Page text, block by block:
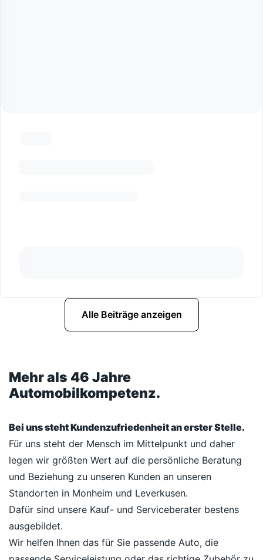
Alle Beiträge anzeigen
Mehr als 46 Jahre
Automobilkompetenz.
Bei uns steht Kundenzufriedenheit an erster Stelle.
Für uns steht der Mensch im Mittelpunkt und daher
legen wir größten Wert auf die persönliche Beratung
und Beziehung zu unseren Kunden an unseren
Standorten in Monheim und Leverkusen.
Dafür sind unsere Kauf- und Serviceberater bestens
ausgebildet.
Wir helfen Ihnen das für Sie passende Auto, die